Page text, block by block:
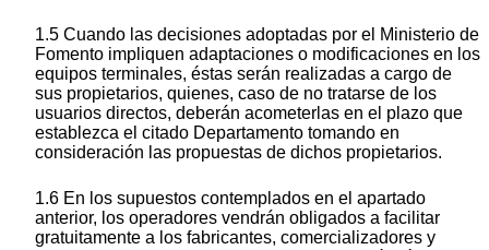
1.5 Cuando las decisiones adoptadas por el Ministerio de
Fomento impliquen adaptaciones o modificaciones en los
equipos terminales, éstas serán realizadas a cargo de
sus propietarios, quienes, caso de no tratarse de los
usuarios directos, deberán acometerlas en el plazo que
establezca el citado Departamento tomando en
consideración las propuestas de dichos propietarios.
1.6 En los supuestos contemplados en el apartado
anterior, los operadores vendrán obligados a facilitar
gratuitamente a los fabricantes, comercializadores y